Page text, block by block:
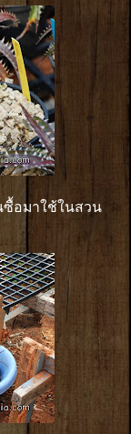
ซื้อมาใช้ในสวน